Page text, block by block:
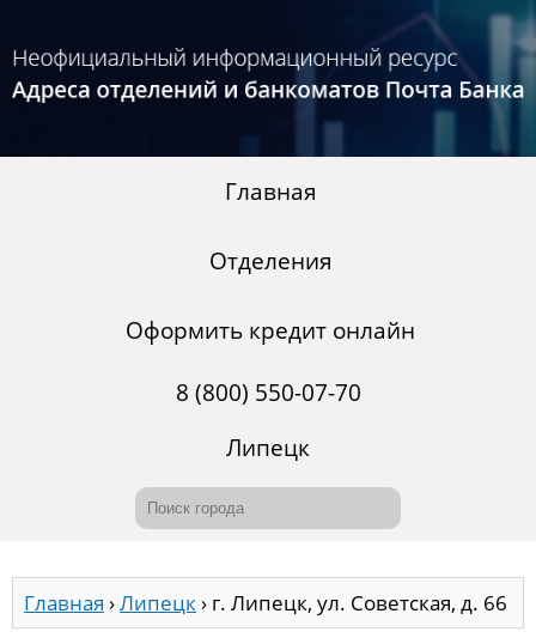
Главная
Отделения
Оформить кредит онлайн
8 (800) 550-07-70
Липецк
Главная ›Липецк› г. Липецк, ул. Советская, д. 66